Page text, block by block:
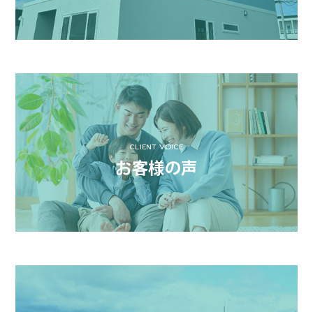
CLIENT VOICE
お客様の声